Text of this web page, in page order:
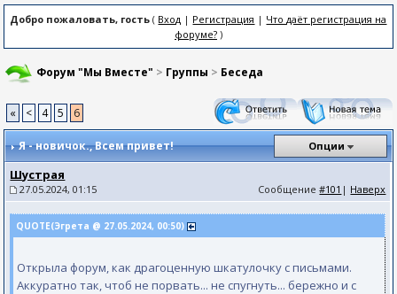
Добро пожаловать, гость ( Вход | Регистрация | Что даёт регистрация на
форуме?)
Форум "Мы Вместе" > Группы > Беседа
« < 4 5 6
Я - новичок., Всем привет! Опции
Шустрая
27.05.2024, 01:15 Сообщение#101 | Наверх
QUOTE(Эгрета @ 27.05.2024, 00:50)
Открыла форум, как драгоценную шкатулочку с письмами.
Аккуратно так, чтоб не порвать... не спугнуть... бережно и с